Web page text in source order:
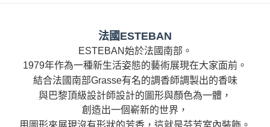
2.透過簡訊連結打開帳單後，可選擇「超商條碼／台灣大直營門市／銀行轉
帳／街口支付／iPASS MONEY」等通路繳費。
【注意事項】
1.本服務係由「台灣大哥大股份有限公司」（以下簡稱本公司）所提供，讓
用戶於交易時，得透過本服務購買商品或服務，並由商店將買賣／分期付款
買賣價金債權讓與本公司後，依約使用本公司帳單繳交帳款。
2.基於同意付款使用「大哥付你分期」之契約關係目的，商店將以您的個人
資料（包含姓名、電話或地址）提供予台灣大哥大進項蒐集、處理及利用，
由本公司與您本人進行分期帳單所需資料之確認、核對及更正。
結帳頁面，進行簡訊認證並確認金額後，即可完成結帳。
２．訂單成立數日內，您將收到繳費通知簡訊。
３．收到繳費通知簡訊後14天內，點擊此簡訊中的連結，可透過四大超商／
ATM／網路銀行／等多元方式進行付款，方視為交易完成。
※ 請注意：結帳手續完成當下不需立刻繳費，但若您需要取消訂單，請聯絡
購買商品的店家。未經商家同意取消之訂單仍視為有效，需透過AFTEE先享
後付繳納相關費用。
※ 交易是否成功請以「AFTEE先享後付 」之結帳頁面顯示為準，若有關於
是否繳費成功／繳費後需取消欲退款等相關疑問，請聯繫「AFTEE先享後付
法國ESTEBAN
ESTEBAN始於法國南部。
1979年作為一種新生活姿態的藝術展現在大家面前。
結合法國南部Grasse有名的調香師調製出的香味
與巴黎頂級設計師設計的圖形與顏色為一體，
創造出一個嶄新的世界，
用圖形來展現沒有形狀的芳香，這就是芬芳室內裝飾。